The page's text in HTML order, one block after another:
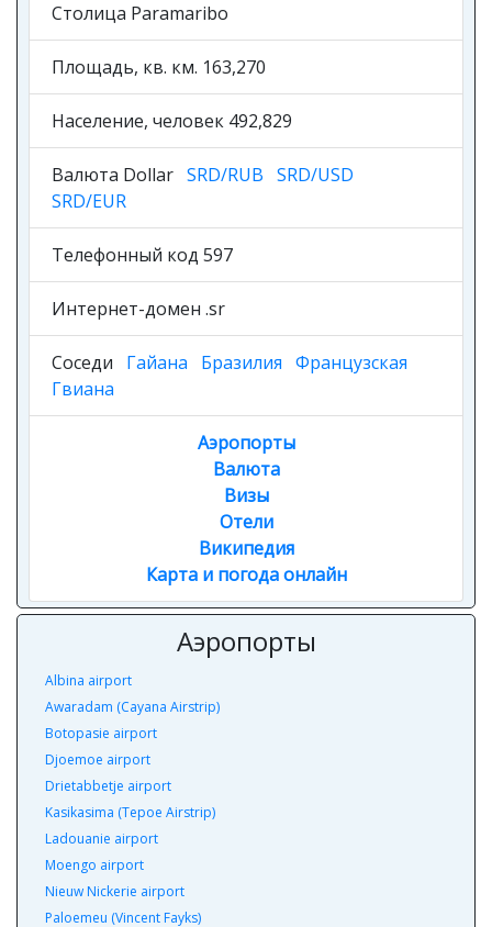
Столица Paramaribo
Площадь, кв. км. 163,270
Население, человек 492,829
Валюта Dollar SRD/RUB SRD/USD
SRD/EUR
Телефонный код 597
Интернет-домен .sr
Соседи Гайана Бразилия Французская
Гвиана
Аэропорты
Валюта
Визы
Отели
Википедия
Карта и погода онлайн
Аэропорты
Albina airport
Awaradam (Cayana Airstrip)
Botopasie airport
Djoemoe airport
Drietabbetje airport
Kasikasima (Tepoe Airstrip)
Ladouanie airport
Moengo airport
Nieuw Nickerie airport
Paloemeu (Vincent Fayks)